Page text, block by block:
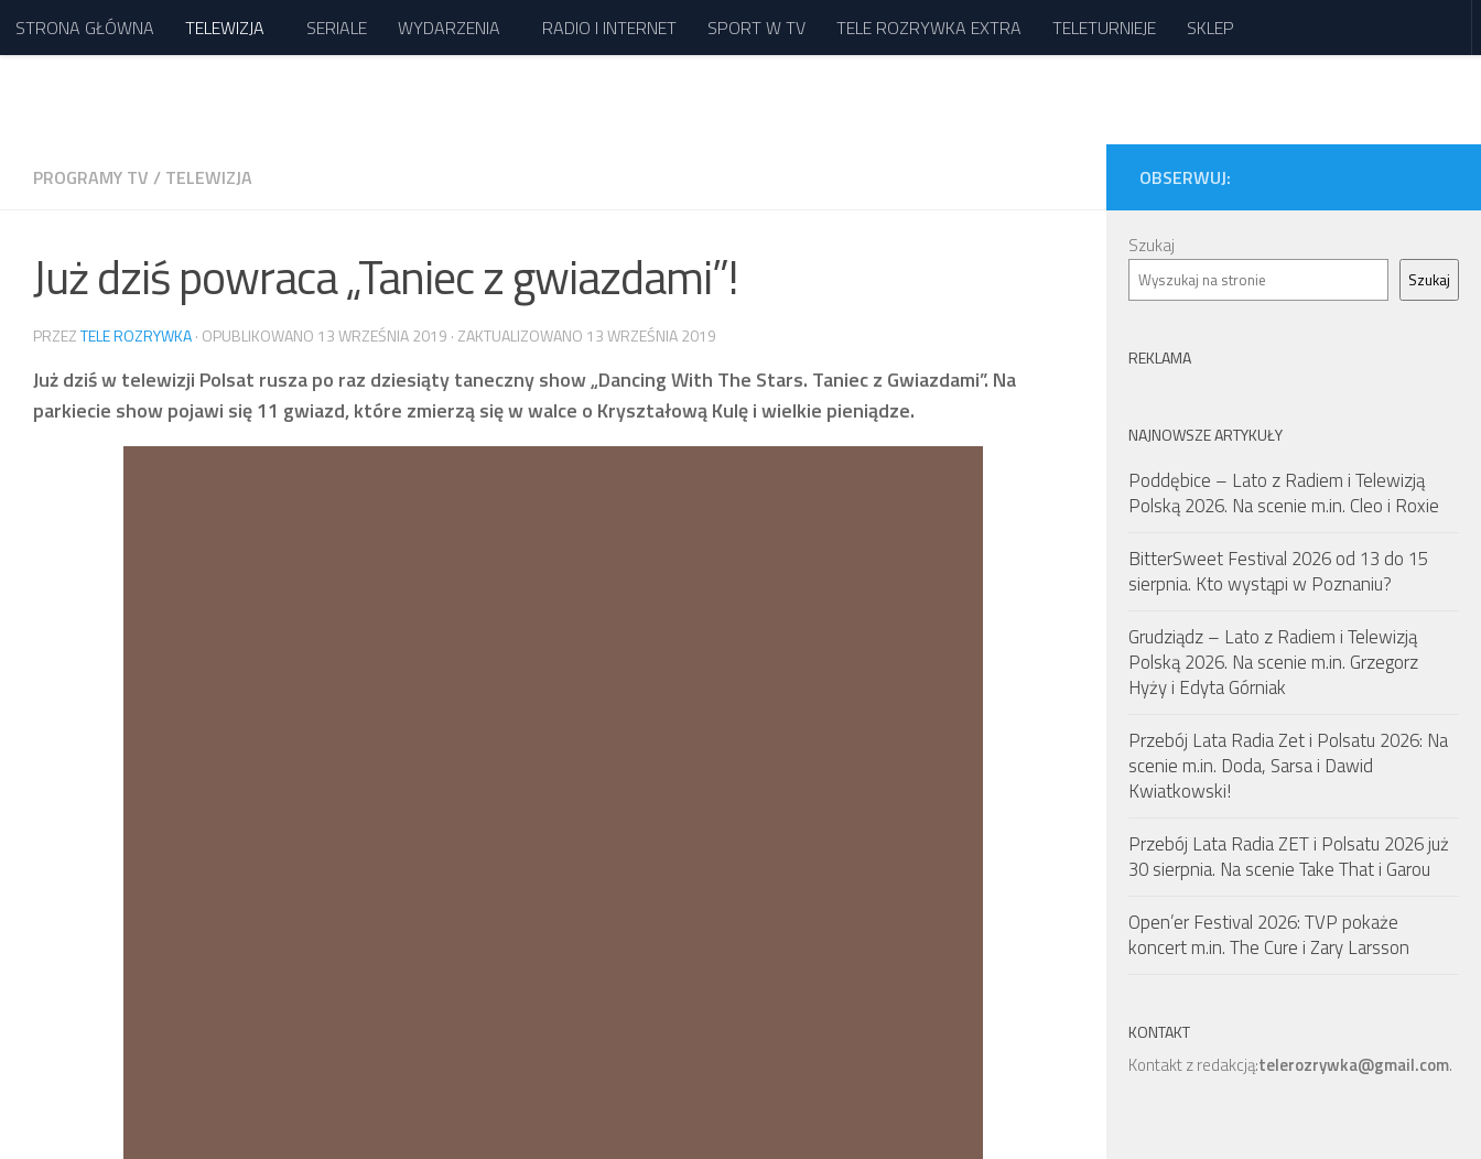
Przejdź do treści
STRONA GŁÓWNA TELEWIZJA SERIALE WYDARZENIA RADIO I INTERNET SPORT W TV TELE ROZRYWKA EXTRA TELETURNIEJE SKLEP
PROGRAMY TV / TELEWIZJA
Już dziś powraca „Taniec z gwiazdami”!
PRZEZTELE ROZRYWKA· OPUBLIKOWANO 13 WRZEŚNIA 2019 · ZAKTUALIZOWANO 13 WRZEŚNIA 2019
Już dziś w telewizji Polsat rusza po raz dziesiąty taneczny show „Dancing With The Stars. Taniec z Gwiazdami”. Na
parkiecie show pojawi się 11 gwiazd, które zmierzą się w walce o Kryształową Kulę i wielkie pieniądze.
OBSERWUJ:
Szukaj
Szukaj
REKLAMA
NAJNOWSZE ARTYKUŁY
Poddębice – Lato z Radiem i Telewizją
Polską 2026. Na scenie m.in. Cleo i Roxie
BitterSweet Festival 2026 od 13 do 15
sierpnia. Kto wystąpi w Poznaniu?
Grudziądz – Lato z Radiem i Telewizją
Polską 2026. Na scenie m.in. Grzegorz
Hyży i Edyta Górniak
Przebój Lata Radia Zet i Polsatu 2026: Na
scenie m.in. Doda, Sarsa i Dawid
Kwiatkowski!
Przebój Lata Radia ZET i Polsatu 2026 już
30 sierpnia. Na scenie Take That i Garou
Open’er Festival 2026: TVP pokaże
koncert m.in. The Cure i Zary Larsson
KONTAKT
Kontakt z redakcją:telerozrywka@gmail.com.